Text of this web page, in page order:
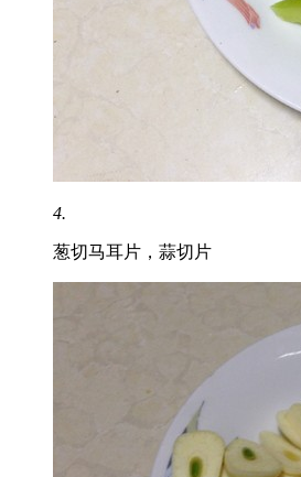
4.
葱切马耳片，蒜切片